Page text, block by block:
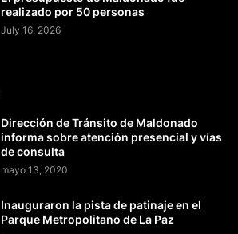
realizado por 50 personas
July 16, 2026
Dirección de Tránsito de Maldonado
informa sobre atención presencial y vías
de consulta
mayo 13, 2020
Inauguraron la pista de patinaje en el
Parque Metropolitano de La Paz